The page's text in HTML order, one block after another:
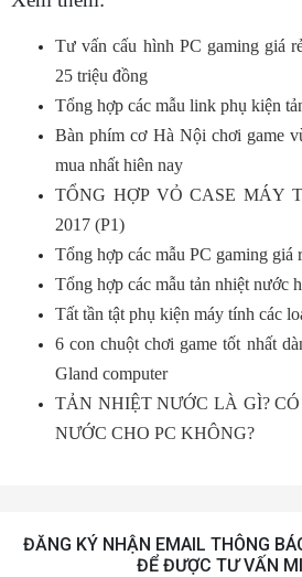
Tư vấn cấu hình PC gaming giá
25 triệu đồng
Tổng hợp các mẫu link phụ kiện
Bàn phím cơ Hà Nội chơi game
mua nhất hiên nay
TỔNG HỢP VỎ CASE MÁY
2017 (P1)
Tổng hợp các mẫu PC gaming giá
Tổng hợp các mẫu tản nhiệt nước
Tất tần tật phụ kiện máy tính các
6 con chuột chơi game tốt nhất
Gland computer
TẢN NHIỆT NƯỚC LÀ GÌ?
NƯỚC CHO PC KHÔNG?
ĐĂNG KÝ NHẬN EMAIL THÔNG
ĐỂ ĐƯỢC TƯ VẤN